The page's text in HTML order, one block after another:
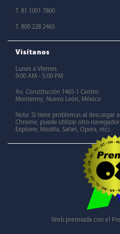
T. 81 1001 7800
T. 800 228 2465
Visítanos
Lunes a Viernes
9:00 AM - 5:00 PM
Av. Constitución 1465-1 Centro
Monterrey, Nuevo León, México
Nota: Si tiene problemas al descargar
Chrome, puede utilizar otro
Explorer, Mozilla, Safari, Opera, etc).
Web premiada con el